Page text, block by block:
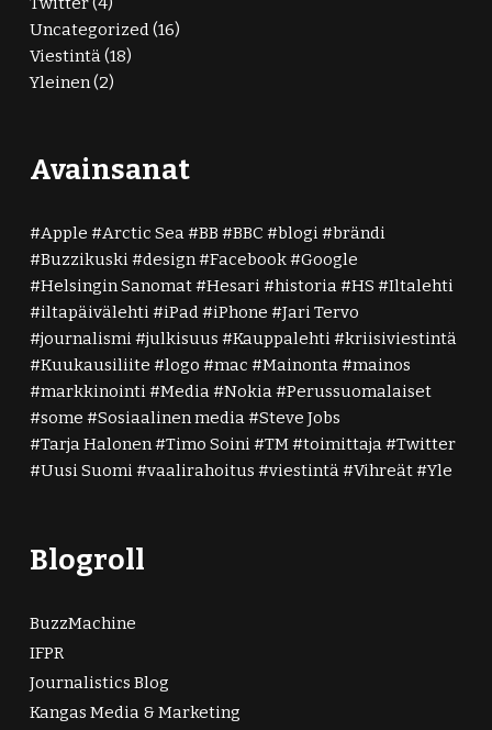
Uncategorized(16)
Viestintä(18)
Yleinen(2)
Avainsanat
Apple Arctic Sea BB BBC blogi
brändi
Buzzikuski
design Facebook
Google
Helsingin Sanomat
Hesari historia HS
Iltalehti
iltapäivälehti
iPad iPhone
Jari Tervo
journalismi
julkisuus Kauppalehti
kriisiviestintä
Kuukausiliite
logo mac Mainonta
mainos
markkinointi
Media Nokia
Perussuomalaiset
some
Sosiaalinen media
Steve Jobs
Tarja Halonen
Timo Soini TM toimittaja
Twitter
Uusi Suomi
vaalirahoitus viestintä Vihreät Yle
Blogroll
BuzzMachine
IFPR
Journalistics Blog
Kangas Media & Marketing